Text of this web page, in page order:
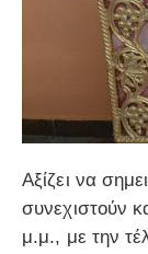
Αξίζει να
συνεχιστούν
μ.μ., με την